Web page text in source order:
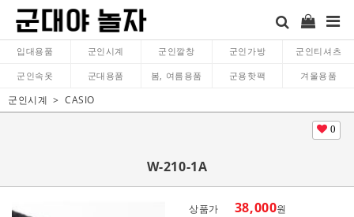
입대용품 군인시계 군인깔창 군인가방 군인티셔츠
군인속옷 군대용품 봄, 여름용품 군용핫팩 겨울용품
군인시계 CASIO
0
W-210-1A
상품가 38,000원